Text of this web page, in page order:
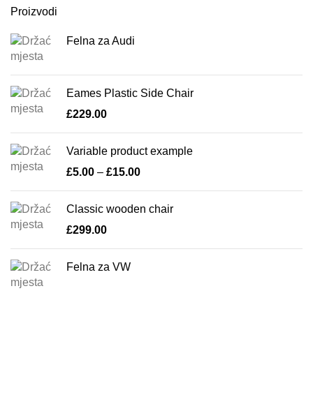
Proizvodi
Felna za Audi
Eames Plastic Side Chair
£229.00
Variable product example
£5.00 – £15.00
Classic wooden chair
£299.00
Felna za VW